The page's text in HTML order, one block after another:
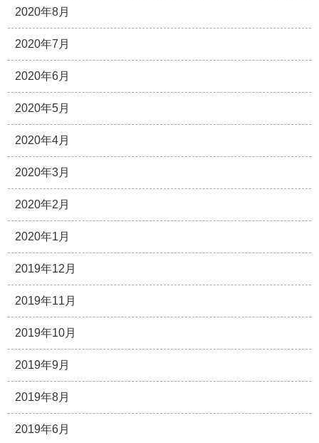
2020年8月
2020年7月
2020年6月
2020年5月
2020年4月
2020年3月
2020年2月
2020年1月
2019年12月
2019年11月
2019年10月
2019年9月
2019年8月
2019年6月